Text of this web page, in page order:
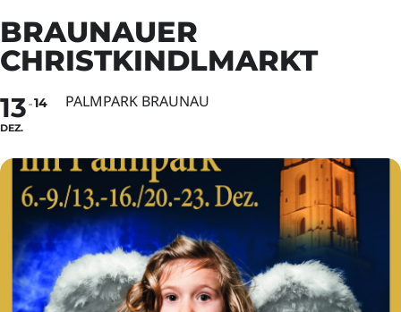
BRAUNAUER
CHRISTKINDLMARKT
13
DEZ.
14 PALMPARK BRAUNAU